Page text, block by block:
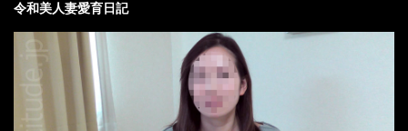
令和美人妻愛育日記